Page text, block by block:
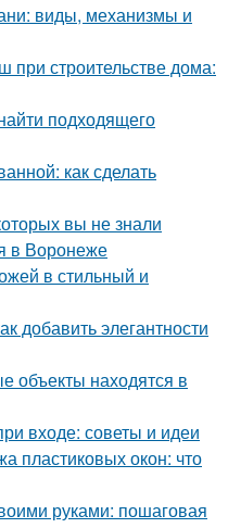
виды, механизмы и
при строительстве дома:
подходящего
как сделать
вы не знали
в Воронеже
в стильный и
добавить элегантности
объекты находятся в
входе: советы и идеи
пластиковых окон: что
руками: пошаговая